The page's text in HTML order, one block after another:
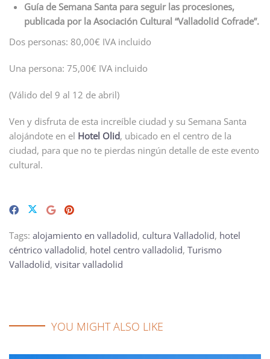
Guía de Semana Santa para seguir las procesiones,
publicada por la Asociación Cultural “Valladolid Cofrade”.
Dos personas: 80,00€ IVA incluido
Una persona: 75,00€ IVA incluido
(Válido del 9 al 12 de abril)
Ven y disfruta de esta increíble ciudad y su Semana Santa
alojándote en el Hotel Olid, ubicado en el centro de la
ciudad, para que no te pierdas ningún detalle de este evento
cultural.
Tags: alojamiento en valladolid, cultura Valladolid, hotel
céntrico valladolid, hotel centro valladolid, Turismo
Valladolid, visitar valladolid
YOU MIGHT ALSO LIKE